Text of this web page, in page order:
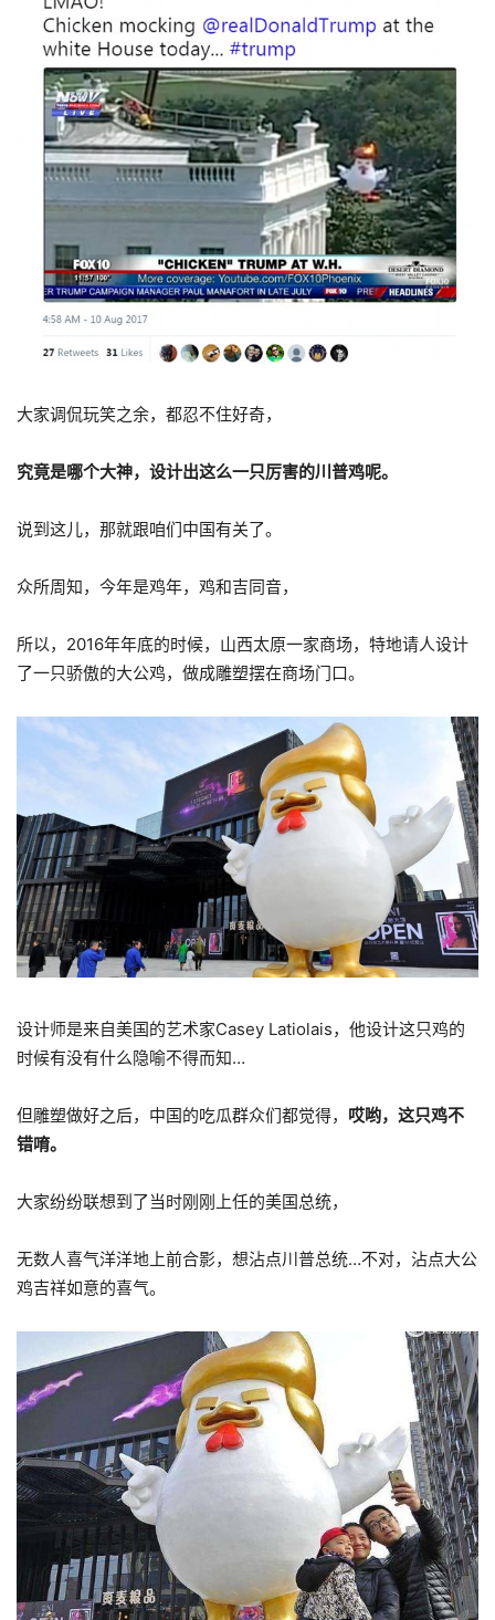
大家调侃玩笑之余，都忍不住好奇，
究竟是哪个大神，设计出这么一只厉害的川普鸡呢。
说到这儿，那就跟咱们中国有关了。
众所周知，今年是鸡年，鸡和吉同音，
所以，2016年年底的时候，山西太原一家商场，特地请人设计
了一只骄傲的大公鸡，做成雕塑摆在商场门口。
设计师是来自美国的艺术家Casey Latiolais，他设计这只鸡的
时候有没有什么隐喻不得而知…
但雕塑做好之后，中国的吃瓜群众们都觉得， 哎哟，这只鸡不
错唷。
大家纷纷联想到了当时刚刚上任的美国总统，
无数人喜气洋洋地上前合影，想沾点川普总统…不对，沾点大公
鸡吉祥如意的喜气。